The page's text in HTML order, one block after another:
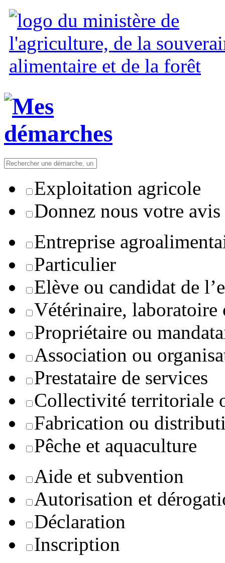
Exploitation agricole
Donnez nous votre avis
Entreprise
Particulier
Elève ou candidat de
Vétérinaire, laboratoire
Propriétaire ou
Association ou
Prestataire de services
Collectivité territoriale
Fabrication ou
Pêche et aquaculture
Aide et subvention
Autorisation et
Déclaration
Inscription